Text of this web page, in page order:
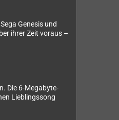
Genesis und
ihrer Zeit voraus –
Die 6-Megabyte-
Lieblingssong